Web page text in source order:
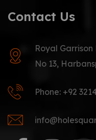
Contact Us
Royal
No 13,
Phone: +92